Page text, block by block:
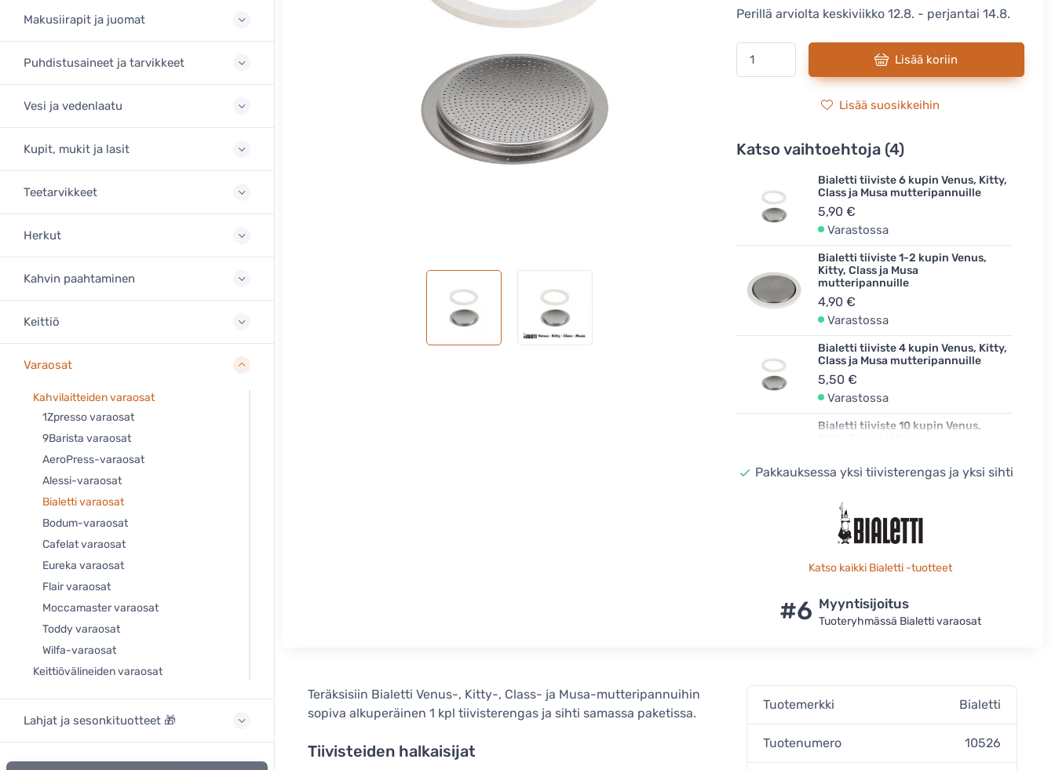
Makusiirapit ja juomat
Puhdistusaineet ja tarvikkeet
Vesi ja vedenlaatu
Kupit, mukit ja lasit
Teetarvikkeet
Herkut
Kahvin paahtaminen
Keittiö
Varaosat
Kahvilaitteiden varaosat
1Zpresso varaosat
9Barista varaosat
AeroPress-varaosat
Alessi-varaosat
Bialetti varaosat
Bodum-varaosat
Cafelat varaosat
Eureka varaosat
Flair varaosat
Moccamaster varaosat
Toddy varaosat
Wilfa-varaosat
Keittiövälineiden varaosat
Lahjat ja sesonkituotteet 🎁
Perillä arviolta keskiviikko 12.8. - perjantai 14.8.
Lisää koriin
Lisää suosikkeihin
Katso vaihtoehtoja (4)
Bialetti tiiviste 6 kupin Venus, Kitty,
Class ja Musa mutteripannuille
5,90 €
Varastossa
Bialetti tiiviste 1-2 kupin Venus,
Kitty, Class ja Musa
mutteripannuille
4,90 €
Varastossa
Bialetti tiiviste 4 kupin Venus, Kitty,
Class ja Musa mutteripannuille
5,50 €
Varastossa
Bialetti tiiviste 10 kupin Venus,
6,90 €
Pakkauksessa yksi tiivisterengas ja yksi sihti
Katso kaikki Bialetti -tuotteet
#6 Myyntisijoitus
Tuoteryhmässä Bialetti varaosat
Teräksisiin Bialetti Venus-, Kitty-, Class- ja Musa-mutteripannuihin
sopiva alkuperäinen 1 kpl tiivisterengas ja sihti samassa paketissa.
Tiivisteiden halkaisijat
Tuotemerkki Bialetti
Tuotenumero 10526